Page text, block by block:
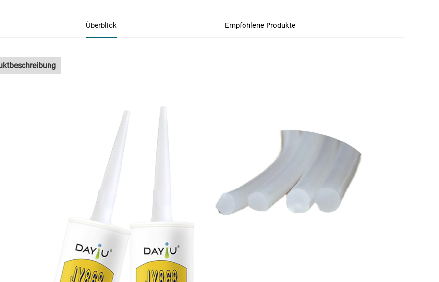
Überblick Empfohlene Produkte